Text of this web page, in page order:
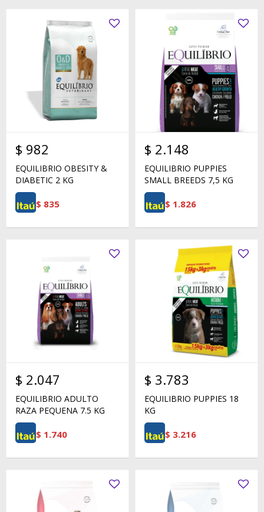
$ 982
EQUILIBRIO OBESITY &
DIABETIC 2 KG
$ 835
$ 2.148
EQUILIBRIO PUPPIES
SMALL BREEDS 7,5 KG
$ 1.826
$ 2.047
EQUILIBRIO ADULTO
RAZA PEQUENA 7.5 KG
$ 1.740
$ 3.783
EQUILIBRIO PUPPIES 18
KG
$ 3.216